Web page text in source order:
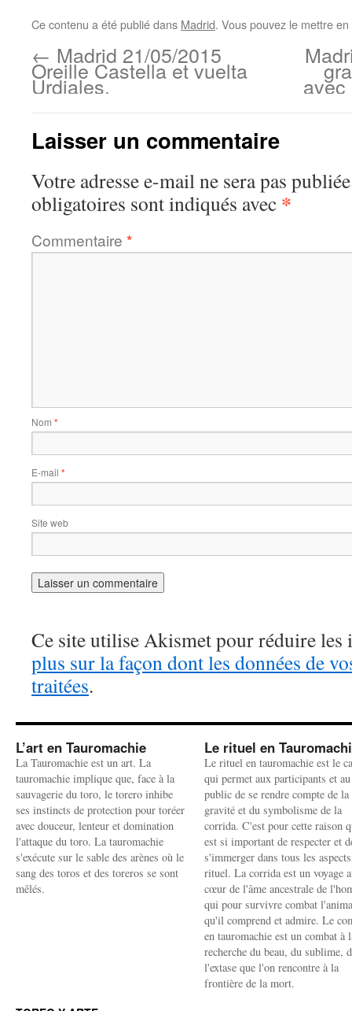
Ce contenu a été publié dans Madrid. Vous pouvez le mettre
← Madrid 21/05/2015
Oreille Castella et vuelta
Urdiales.
Laisser un commentaire
Votre adresse e-mail ne sera pas
obligatoires sont indiqués avec *
Commentaire *
Nom *
E-mail *
Site web
Ce site utilise Akismet pour réduire les
plus sur la façon dont les données de
traitées.
L’art en Tauromachie
La Tauromachie est un art. La
tauromachie implique que, face à la
sauvagerie du toro, le torero inhibe
ses instincts de protection pour toréer
avec douceur, lenteur et domination
l'attaque du toro. La tauromachie
s'exécute sur le sable des arènes où le
sang des toros et des toreros se sont
mêlés.
Le rituel en
Le rituel en tauromachie est le
qui permet aux participants et au
public de se rendre compte de la
gravité et du symbolisme de la
corrida. C'est pour cette raison
est si important de respecter et
s'immerger dans tous les
rituel. La corrida est un voyage
cœur de l'âme ancestrale de
qui pour survivre combat
qu'il comprend et admire. Le
en tauromachie est un combat à
recherche du beau, du sublime,
l'extase que l'on rencontre à la
frontière de la mort.